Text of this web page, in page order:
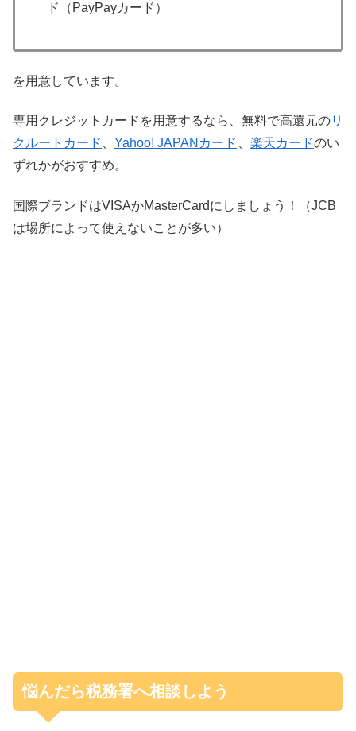
ド（PayPayカード）
を用意しています。
専用クレジットカードを用意するなら、無料で高還元のリ
クルートカード
Yahoo! JAPANカード 楽天カードのい
ずれかがおすすめ。
国際ブランドはVISAかMasterCardにしましょう！（JCB
は場所によって使えないことが多い）
悩んだら税務署へ相談しよう